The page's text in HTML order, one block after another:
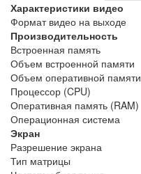
Характеристики видео
Формат видео на выходе
Производительность
Встроенная память
Объем встроенной памяти
Объем оперативной памяти
Процессор (CPU)
Оперативная память (RAM)
Операционная система
Экран
Разрешение экрана
Тип матрицы